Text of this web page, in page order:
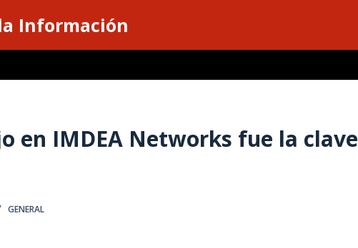
Información
en IMDEA Networks fue la clave
GENERAL